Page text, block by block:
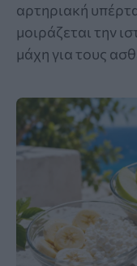
αρτηριακή
μοιράζεται την
μάχη για τους